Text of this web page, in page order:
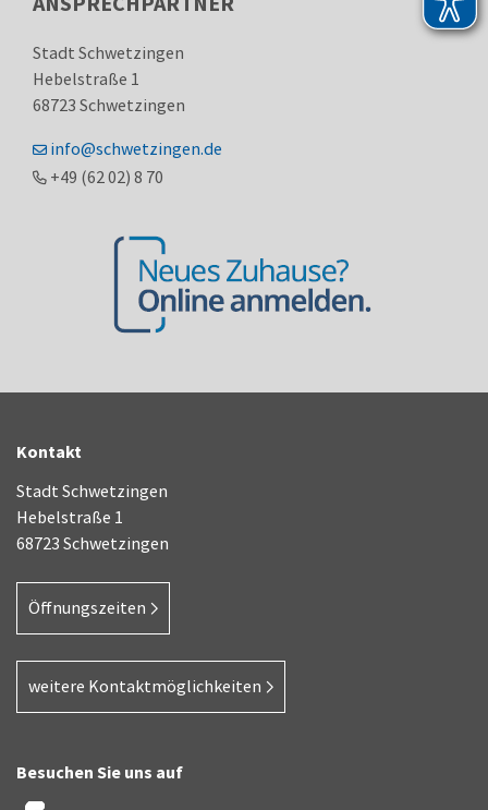
Stadt Schwetzingen
Hebelstraße 1
68723 Schwetzingen
info@schwetzingen.de
+49 (6202) 8 70
Kontakt
Stadt Schwetzingen
Hebelstraße 1
68723 Schwetzingen
Öffnungszeiten
weitere Kontaktmöglichkeiten
Besuchen Sie uns auf